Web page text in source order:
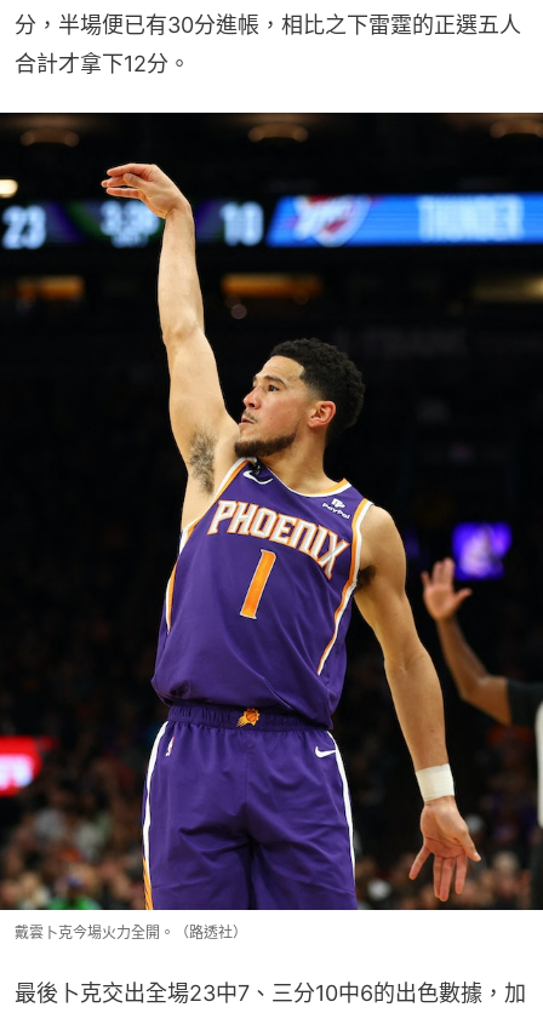
分，半場便已有30分進帳，相比之下雷霆的正選五人
合計才拿下12分。
戴雲卜克今場火力全開。（路透社）
最後卜克交出全場23中7、三分10中6的出色數據，加